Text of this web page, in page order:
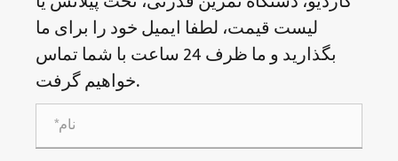
لیست قیمت، لطفا ایمیل خود را برای ما
بگذارید و ما ظرف 24 ساعت با شما تماس
خواهیم گرفت.